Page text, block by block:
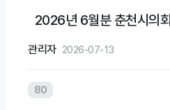
2026년 6월분 춘천시의
관리자 2026-07-13
80